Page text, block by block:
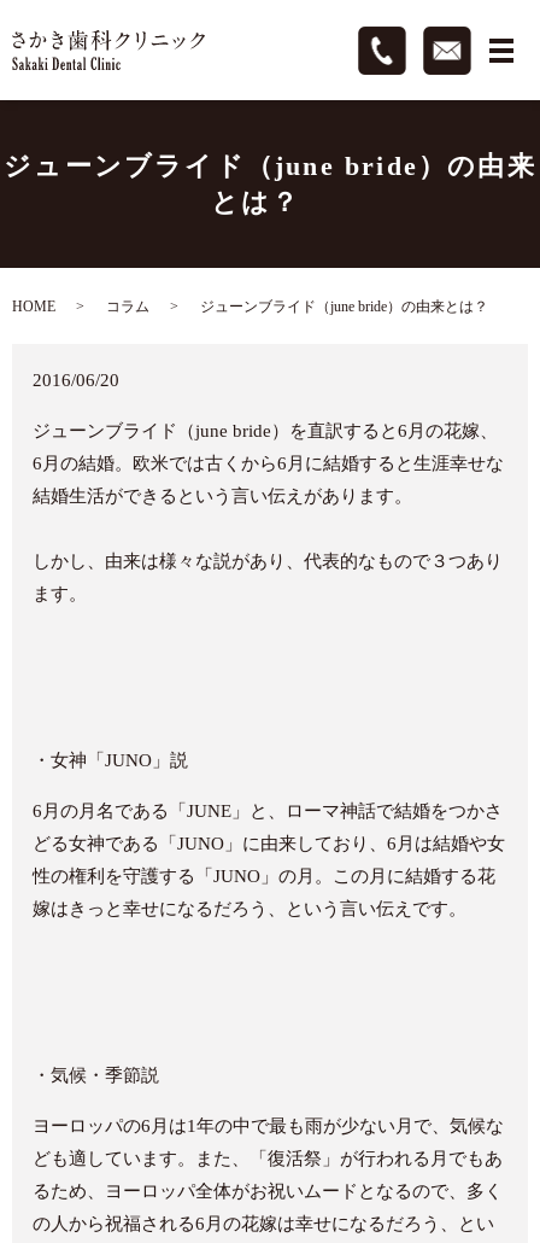
ジューンブライド（june bride）の由来
とは？
HOME コラム ジューンブライド（june bride）の由来とは？
2016/06/20
ジューンブライド（june bride）を直訳すると6月の花嫁、
6月の結婚。欧米では古くから6月に結婚すると生涯幸せな
結婚生活ができるという言い伝えがあります。
しかし、由来は様々な説があり、代表的なもので３つあり
ます。
・女神「JUNO 」説
6月の月名である「JUNE 」と、ローマ神話で結婚をつかさ
どる女神である「JUNO 」に由来しており、6月は結婚や女
性の権利を守護する「JUNO 」の月。この月に結婚する花
嫁はきっと幸せになるだろう、という言い伝えです。
・気候・季節説
ヨーロッパの6月は1年の中で最も雨が少ない月で、気候な
ども適しています。また、「復活祭」が行われる月でもあ
るため、ヨーロッパ全体がお祝いムードとなるので、多く
の人から祝福される6月の花嫁は幸せになるだろう、とい